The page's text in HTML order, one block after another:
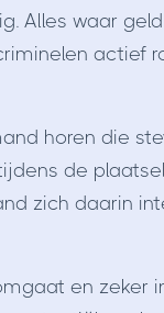
Alles waar
actief
horen die
de
zich daarin
en zeker